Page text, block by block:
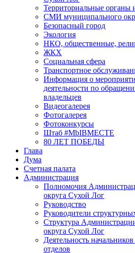
Территориальные органы
СМИ муниципального
Безопасный город
Экология
НКО, общественные,
ЖКХ
Социальная сфера
Транспортное
Информация о
деятельности по
владельцев
Видеогалерея
Фотогалерея
Фотоконкурсы
Штаб #MbIBMECTE
80 ЛЕТ ПОБЕДЫ
Глава
Дума
Счетная палата
Администрация
Полномочия
округа Сухой Лог
Руководство
Руководители
Структура
округа Сухой Лог
Деятельность
отделов